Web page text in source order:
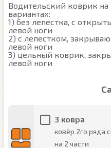
Водительский коврик на
вариантах:
1) без лепестка, с
левой ноги
2) с лепестком,
левой ноги
3) цельный коврик,
левой ноги
3 ковра
ковёр 2го ряда
на 2 части